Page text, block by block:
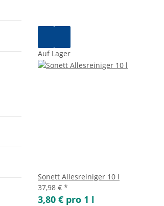
Auf Lager
Sonett Allesreiniger 10 l
37,98 € *
3,80 € pro 1 l